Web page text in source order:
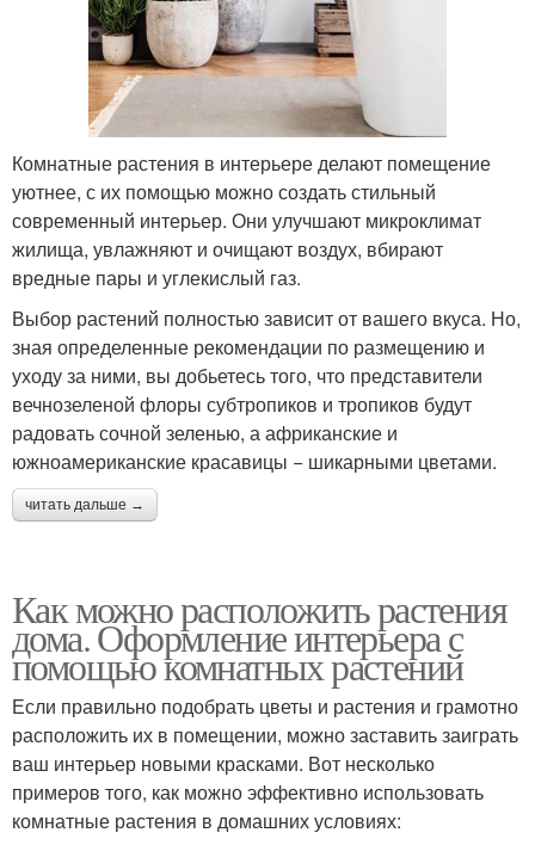
Комнатные растения в интерьере делают помещение
уютнее, с их помощью можно создать стильный
современный интерьер. Они улучшают микроклимат
жилища, увлажняют и очищают воздух, вбирают
вредные пары и углекислый газ.
Выбор растений полностью зависит от вашего вкуса. Но,
зная определенные рекомендации по размещению и
уходу за ними, вы добьетесь того, что представители
вечнозеленой флоры субтропиков и тропиков будут
радовать сочной зеленью, а африканские и
южноамериканские красавицы − шикарными цветами.
читать дальше →
Как можно расположить растения
дома. Оформление интерьера с
помощью комнатных растений
Если правильно подобрать цветы и растения и грамотно
расположить их в помещении, можно заставить заиграть
ваш интерьер новыми красками. Вот несколько
примеров того, как можно эффективно использовать
комнатные растения в домашних условиях: